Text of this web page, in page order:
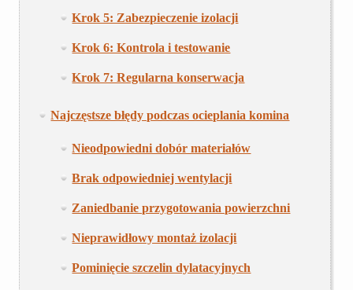
Krok 5: Zabezpieczenie izolacji
Krok 6: Kontrola i testowanie
Krok 7: Regularna konserwacja
Najczęstsze błędy podczas ocieplania komina
Nieodpowiedni dobór materiałów
Brak odpowiedniej wentylacji
Zaniedbanie przygotowania powierzchni
Nieprawidłowy montaż izolacji
Pominięcie szczelin dylatacyjnych